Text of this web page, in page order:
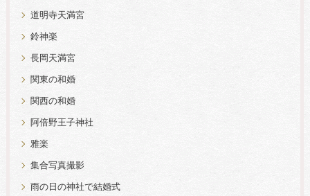
道明寺天満宮
鈴神楽
長岡天満宮
関東の和婚
関西の和婚
阿倍野王子神社
雅楽
集合写真撮影
雨の日の神社で結婚式